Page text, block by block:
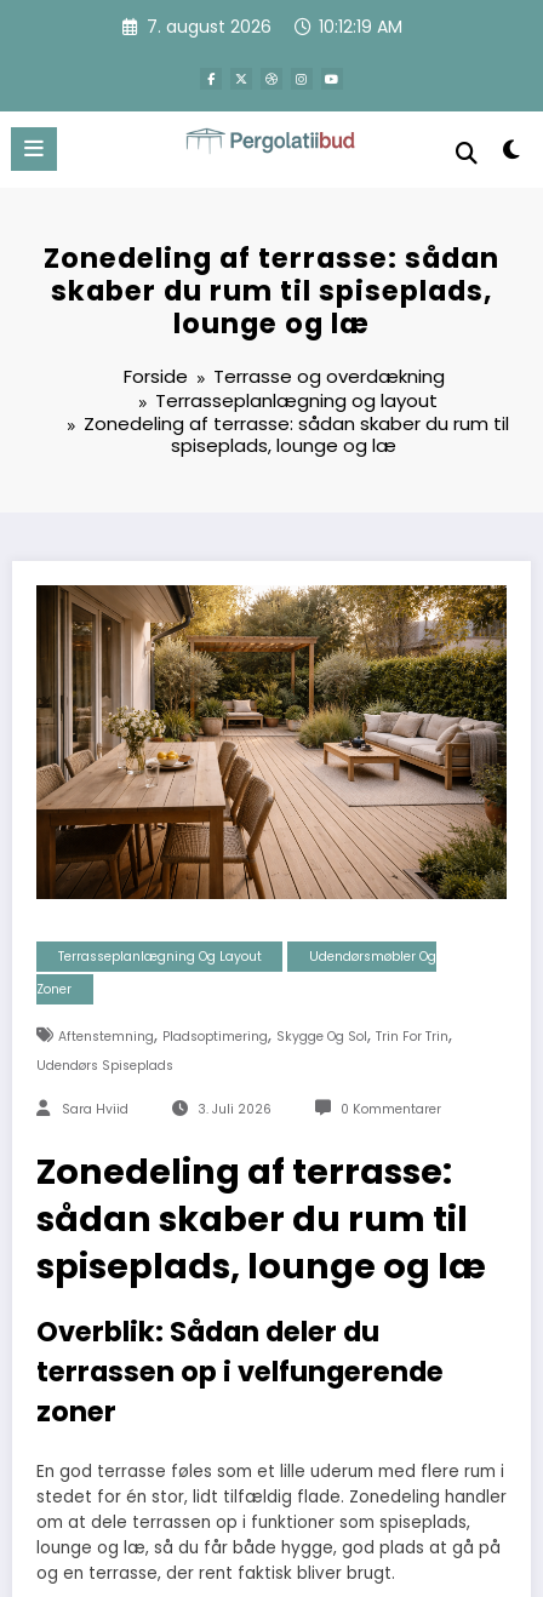
7. august 2026 10:12:20 AM
Zonedeling af terrasse: sådan
skaber du rum til spiseplads,
lounge og læ
Forside
Terrasse og overdækning
Terrasseplanlægning og layout
Zonedeling af terrasse: sådan skaber du rum til
spiseplads, lounge og læ
Terrasseplanlægning Og Layout
Udendørsmøbler Og
Zoner
Aftenstemning, Pladsoptimering, Skygge Og Sol, Trin For Trin,
Udendørs Spiseplads
Sara Hviid 3. Juli 2026 0 Kommentarer
Zonedeling af terrasse:
sådan skaber du rum til
spiseplads, lounge og læ
Overblik: Sådan deler du
terrassen op i velfungerende
zoner
En god terrasse føles som et lille uderum med flere rum i
stedet for én stor, lidt tilfældig flade. Zonedeling handler
om at dele terrassen op i funktioner som spiseplads,
lounge og læ, så du får både hygge, god plads at gå på
og en terrasse, der rent faktisk bliver brugt.